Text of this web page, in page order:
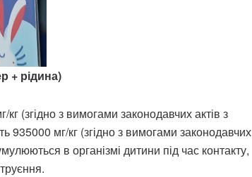
+ рідина)
(згідно з вимогами законодавчих актів з
935000 мг/кг (згідно з вимогами законодавчих
в організмі дитини під час контакту,